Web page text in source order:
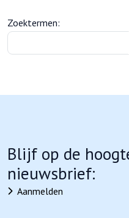
Zoekformulier
Zoektermen:
Blijf op de
nieuwsbrief:
Aanmelden